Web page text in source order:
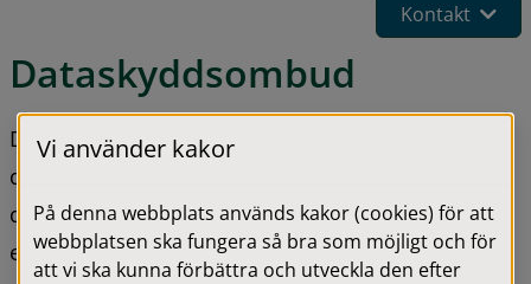
Kontakt
Dataskyddsombud
Dina personuppgifter skyddas av
dataskyddsförordningen, också kallad GDPR. Ett
dataskyddsombud är en person som övervakar att
en organisation följer dataskyddsförordningen.
Vi använder kakor
På denna webbplats används kakor (cookies) för att
webbplatsen ska fungera så bra som möjligt och för
att vi ska kunna förbättra och utveckla den efter